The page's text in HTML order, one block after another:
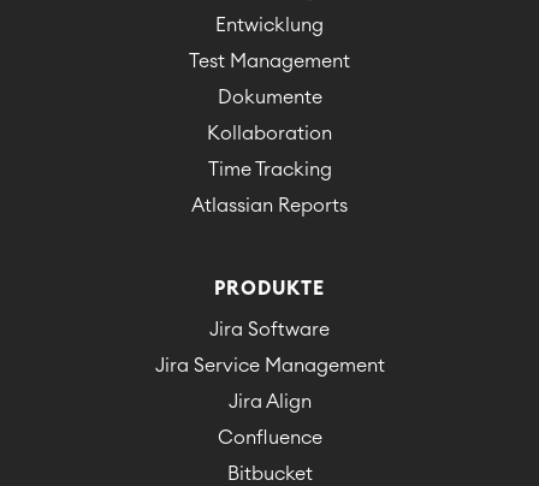
Entwicklung
Test Management
Dokumente
Kollaboration
Time Tracking
Atlassian Reports
PRODUKTE
Jira Software
Jira Service Management
Jira Align
Confluence
Bitbucket